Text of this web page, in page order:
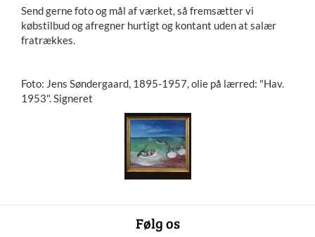
Send gerne foto og mål af værket, så fremsætter vi
købstilbud og afregner hurtigt og kontant uden at salær
fratrækkes.
Foto: Jens Søndergaard, 1895-1957, olie på lærred: "Hav.
1953". Signeret
Følg os